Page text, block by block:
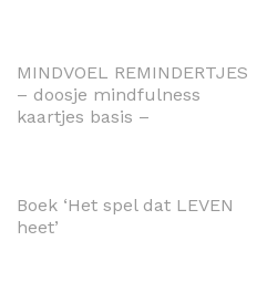
MINDVOEL REMINDERTJES
– doosje mindfulness
kaartjes basis –
Boek ‘Het spel dat LEVEN
heet’